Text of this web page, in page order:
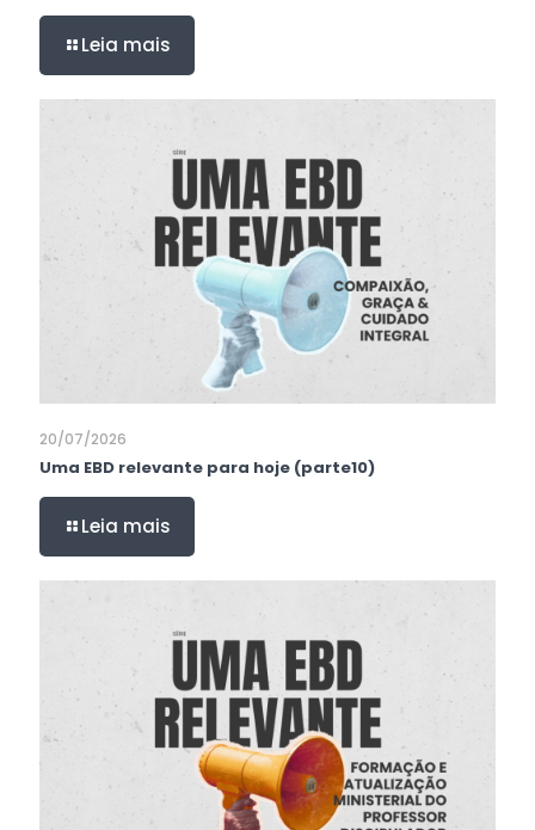
Leia mais
20/07/2026
Uma EBD relevante para hoje (parte10)
Leia mais